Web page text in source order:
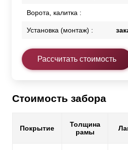
Ворота, калитка :
Установка (монтаж) :
Рассчитать стоимость
Стоимость забора
Покрытие
Толщина
рамы